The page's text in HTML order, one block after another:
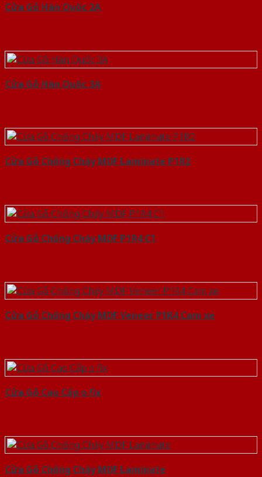
Cửa Gỗ Hàn Quốc 2A
Cửa Gỗ Hàn Quốc 3A
Cửa Gỗ Chống Cháy MDF Laminate P1R2
Cửa Gỗ Chống Cháy MDF P1R4 C1
Cửa Gỗ Chống Cháy MDF Veneer P1R4 Cam xe
Cửa Gỗ Cao Cấp o fix
Cửa Gỗ Chống Cháy MDF Laminate